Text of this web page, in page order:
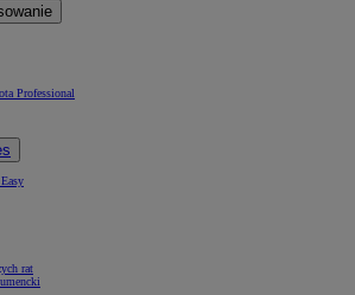
Professional
rat